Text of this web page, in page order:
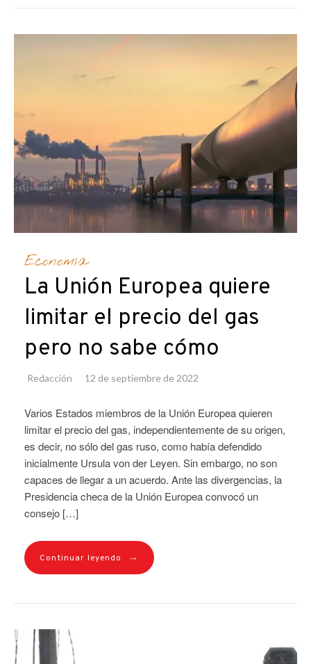
Economía
La Unión Europea quiere
limitar el precio del gas
pero no sabe cómo
Redacción 12 de septiembre de 2022
Varios Estados miembros de la Unión Europea quieren
limitar el precio del gas, independientemente de su origen,
es decir, no sólo del gas ruso, como había defendido
inicialmente Ursula von der Leyen. Sin embargo, no son
capaces de llegar a un acuerdo. Ante las divergencias, la
Presidencia checa de la Unión Europea convocó un
consejo […]
Continuar leyendo →